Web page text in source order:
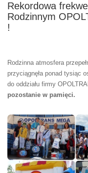
Rekordowa
Rodzinnym
!
Rodzinna atmosfera
przyciągnęła ponad tysiąc
do oddziału firmy
pozostanie w pamięci.